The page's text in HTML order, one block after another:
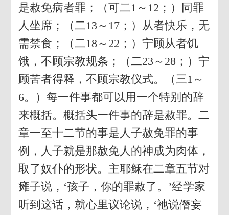
是赦免病者罪；（可二1～12；）同罪
人坐席；（二13～17；）从者快乐，无
需禁食；（二18～22；）宁顾从者饥
饿，不顾宗教规条；（二23～28；）宁
顾苦者得释，不顾宗教仪式。（三1～
6。）每一件事都可以用一个特别的辞
来概括。概括头一件事的辞是赦罪。二
章一至十二节的事是人子赦免罪的事
例，人子就是那赦免人的神成为肉体，
取了奴仆的形状。主耶稣在二章五节对
瘫子说，‘孩子，你的罪赦了。’经学家
听到这话，就心里议论说，‘祂说僭妄